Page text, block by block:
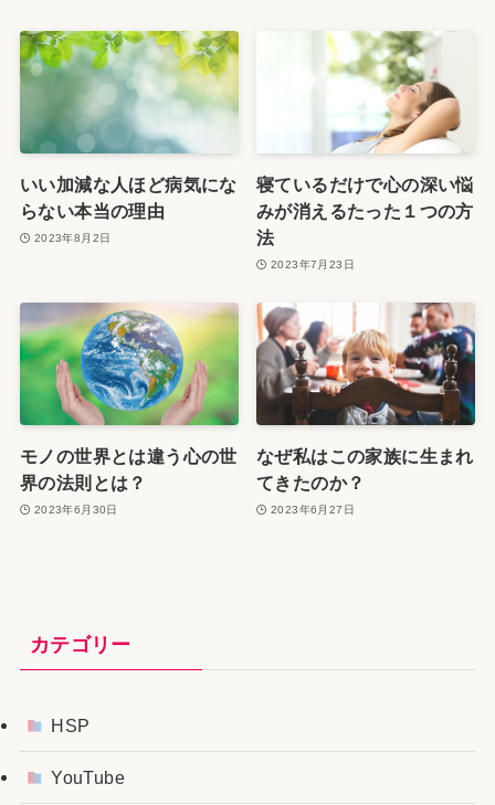
いい加減な人ほど病気にな
らない本当の理由
2023年8月2日
寝ているだけで心の深い悩
みが消えるたった１つの方
法
2023年7月23日
モノの世界とは違う心の世
界の法則とは？
2023年6月30日
なぜ私はこの家族に生まれ
てきたのか？
2023年6月27日
カテゴリー
HSP
YouTube